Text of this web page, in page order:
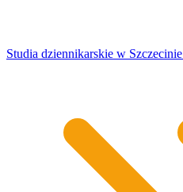
Studia dziennikarskie w